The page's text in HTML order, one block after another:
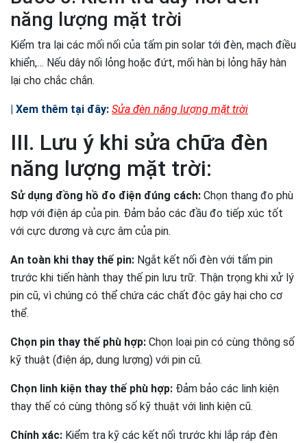
năng lượng mặt trời
Kiểm tra lại các mối nối của tấm pin solar tới đèn, mạch điều
khiển,… Nếu dây nối lỏng hoặc đứt, mối hàn bị lỏng hãy hàn
lại cho chắc chắn.
| Xem thêm tại đây: Sửa đèn năng lượng mặt trời
III. Lưu ý khi sửa chữa đèn
năng lượng mặt trời:
Sử dụng đồng hồ đo điện đúng cách: Chọn thang đo phù
hợp với điện áp của pin. Đảm bảo các đầu đo tiếp xúc tốt
với cực dương và cực âm của pin.
An toàn khi thay thế pin: Ngắt kết nối đèn với tấm pin
trước khi tiến hành thay thế pin lưu trữ. Thận trọng khi xử lý
pin cũ, vì chúng có thể chứa các chất độc gây hại cho cơ
thể.
Chọn pin thay thế phù hợp: Chọn loại pin có cùng thông số
kỹ thuật (điện áp, dung lượng) với pin cũ.
Chọn linh kiện thay thế phù hợp: Đảm bảo các linh kiện
thay thế có cùng thông số kỹ thuật với linh kiện cũ.
Chính xác: Kiểm tra kỹ các kết nối trước khi lắp ráp đèn